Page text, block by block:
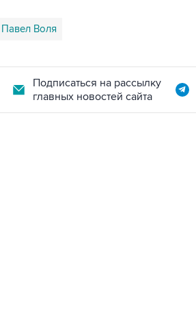
Павел Воля
Подписаться на рассылку
главных новостей сайта